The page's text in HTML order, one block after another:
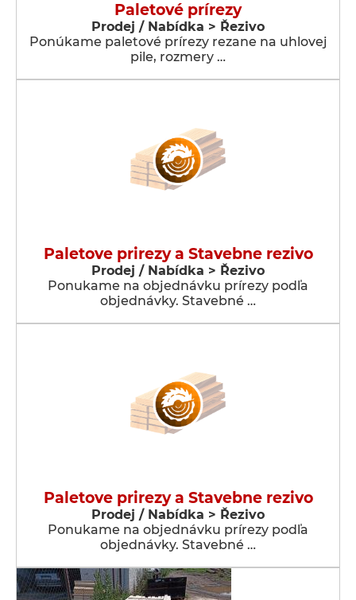
Paletové prírezy
Prodej / Nabídka > Řezivo
Ponúkame paletové prírezy rezane na uhlovej
pile, rozmery …
Paletove prirezy a Stavebne rezivo
Prodej / Nabídka > Řezivo
Ponukame na objednávku prírezy podľa
objednávky. Stavebné …
Paletove prirezy a Stavebne rezivo
Prodej / Nabídka > Řezivo
Ponukame na objednávku prírezy podľa
objednávky. Stavebné …